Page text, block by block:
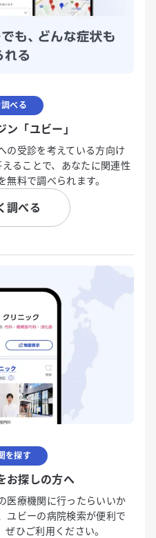
べる
「ユビー」
の受診を考えている方向け
ることで、あなたに関連性
料で調べられます。
調べる
を探す
お探しの方へ
医療機関に行ったらいいか
ユビーの病院検索が便利で
ひご利用ください。